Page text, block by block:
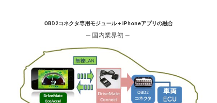
OBD2コネクタ専用モジュール＋iPhoneアプリの融合
― 国内業界初 ―